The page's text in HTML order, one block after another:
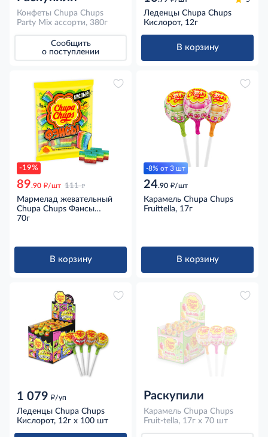
Конфеты Chupa Chups
Party Mix ассорти, 380г
Сообщить
о поступлении
Леденцы Chupa Chups
Кислорот, 12г
В корзину
-19%
89.90 д/шт 111 д
Мармелад жевательный
Chupa Chups Фансы
кислые с фруктовым
70г
В корзину
-8% от 3 шт
24.90 д/шт
Карамель Chupa Chups
Fruittella, 17г
В корзину
1 079 д/уп
Леденцы Chupa Chups
Кислорот, 12г x 100 шт
Раскупили
Карамель Chupa Chups
Fruit-tella, 17г x 70 шт